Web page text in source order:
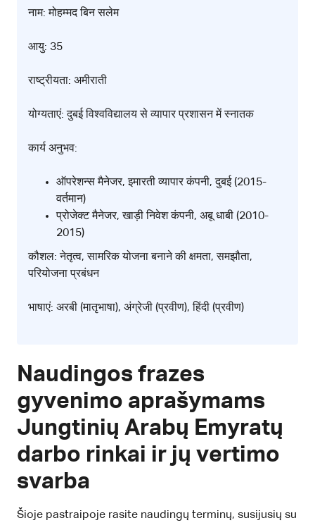
नाम: मोहम्मद बिन सलेम
आयु: 35
राष्ट्रीयता: अमीराती
योग्यताएं: दुबई विश्वविद्यालय से व्यापार प्रशासन में स्नातक
कार्य अनुभव:
ऑपरेशन्स मैनेजर, इमारती व्यापार कंपनी, दुबई (2015-
वर्तमान)
प्रोजेक्ट मैनेजर, खाड़ी निवेश कंपनी, अबू धाबी (2010-
2015)
कौशल: नेतृत्व, सामरिक योजना बनाने की क्षमता, समझौता,
परियोजना प्रबंधन
भाषाएं: अरबी (मातृभाषा), अंग्रेजी (प्रवीण), हिंदी (प्रवीण)
Naudingos frazes
gyvenimo aprašymams
Jungtinių Arabų Emyratų
darbo rinkai ir jų vertimo
svarba
Šioje pastraipoje rasite naudingų terminų, susijusių su